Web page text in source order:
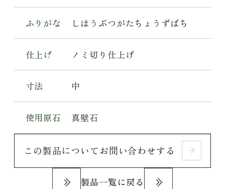
ふりがな しほうぶつがたちょうずばち
仕上げ ノミ切り仕上げ
寸法 中
使用原石 真壁石
この製品についてお問い合わせする
製品一覧に戻る